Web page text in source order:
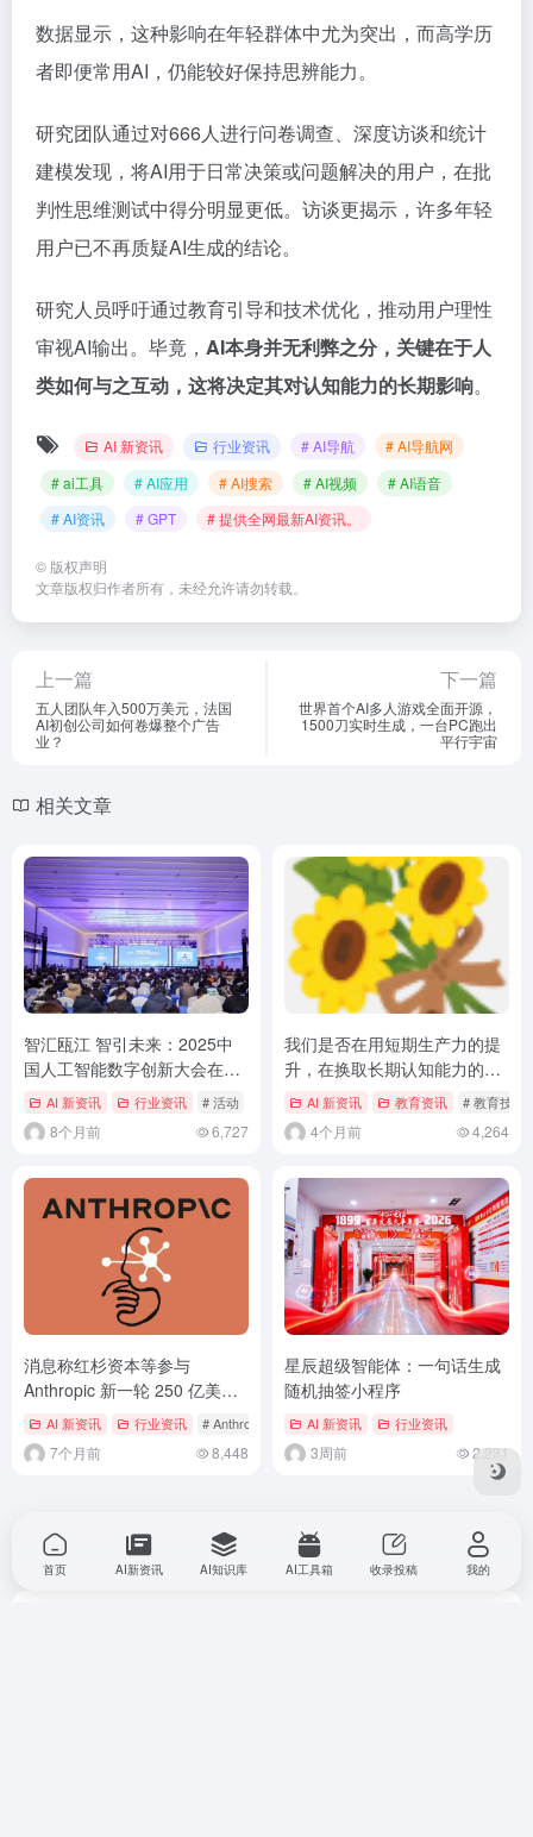
数据显示，这种影响在年轻群体中尤为突出，而高学历
者即便常用AI，仍能较好保持思辨能力。
研究团队通过对666人进行问卷调查、深度访谈和统计
建模发现，将AI用于日常决策或问题解决的用户，在批
判性思维测试中得分明显更低。访谈更揭示，许多年轻
用户已不再质疑AI生成的结论。
研究人员呼吁通过教育引导和技术优化，推动用户理性
审视AI输出。毕竟， AI本身并无利弊之分，关键在于人
类如何与之互动，这将决定其对认知能力的长期影响。
AI 新资讯 行业资讯 # AI导航
# AI导航网
# ai工具
# AI应用 # AI搜索 # AI视频
# AI语音
# AI资讯
# GPT # 提供全网最新AI资讯。
© 版权声明
文章版权归作者所有，未经允许请勿转载。
上一篇
五人团队年入500万美元，法国
AI初创公司如何卷爆整个广告
业？
下一篇
世界首个AI多人游戏全面开源，
1500刀实时生成，一台PC跑出
平行宇宙
相关文章
智汇瓯江 智引未来：2025中
国人工智能数字创新大会在温
州成功举办
AI 新资讯 行业资讯 # 活动
8个月前 6,727
我们是否在用短期生产力的提
升，在换取长期认知能力的下
降？这一令人难以置信的便利
的长期代价到底是什么？
AI 新资讯 教育资讯 # 教育技术
4个月前 4,264
消息称红杉资本等参与
Anthropic 新一轮 250 亿美元
融资，估值达 3500 亿美元
AI 新资讯 行业资讯 # Anthropic # Claude # 人工智能
7个月前 8,448
星辰超级智能体：一句话生成
随机抽签小程序
AI 新资讯 行业资讯
3周前 2,231
首页 AI新资讯 AI知识库 AI工具箱 收录投稿 我的